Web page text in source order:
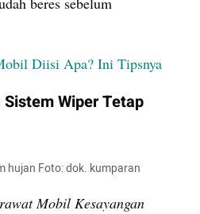
Diisi Apa? Ini Tipsnya
Wiper Tetap
hujan Foto: dok. kumparan
Mobil Kesayangan